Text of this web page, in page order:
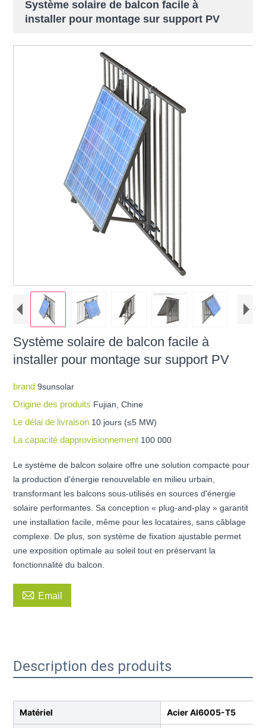
Système solaire de balcon facile à
installer pour montage sur support PV
Système solaire de balcon facile à
installer pour montage sur support PV
brand9sunsolar
Origine des produits Fujian, Chine
Le délai de livraison 10 jours (≤5 MW)
La capacité dapprovisionnement 100 000
Le système de balcon solaire offre une solution compacte pour
la production d'énergie renouvelable en milieu urbain,
transformant les balcons sous-utilisés en sources d'énergie
solaire performantes. Sa conception « plug-and-play » garantit
une installation facile, même pour les locataires, sans câblage
complexe. De plus, son système de fixation ajustable permet
une exposition optimale au soleil tout en préservant la
fonctionnalité du balcon.
 Email
Description des produits
Matériel Acier Al6005-T5